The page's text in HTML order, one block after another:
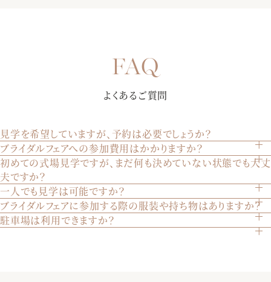
談お待ちしております！おふたりとゲストの事を一番に考え
な自然光が、花嫁様をより美しく魅せる。聖歌隊による生
場にて、誰よりも早く披露宴を体験していただきます。演出
や雰囲気で選べる3つの会場を、ゲストの方々の気持ちになり
きって至上の空間を体感してください♪
【黒毛和牛コース 忘れられない美食を体験】「あの味が忘れ
られない」と絶賛される美食は、ゲスト想いのおふたりにぴ
ったり。季節毎に旬の食材を取り入れる、ゲスト様への最上
級のおもてなしをご堪能下さい。
よくあるご質問
見学を希望していますが、予約は必要でしょうか？
はい、見学は完全予約制です。ウェブサイトのブライダルフ
ェアページから、または電話でご予約いただけます。
ブライダルフェアへの参加費用はかかりますか？
いいえ、参加は無料です。どなたでも気軽にご参加いただけ
ます。
初めての式場見学ですが、まだ何も決めていない状態でも大丈
夫ですか？
もちろん大丈夫です。初めての見学やまだ決めていない方も
多くいらっしゃいます。実際の会場を見てイメージを膨らま
せることは重要です。安心してお越しください。
一人でも見学は可能ですか？
はい、お一人でもご見学いただけます。ご家族やご兄弟との
見学も歓迎いたします。
ブライダルフェアに参加する際の服装や持ち物はありますか？
特に指定はございません。普段着でお越しいただければ結構
駐車場は利用できますか？
はい、200台収容可能な駐車場をご用意しております。ご自